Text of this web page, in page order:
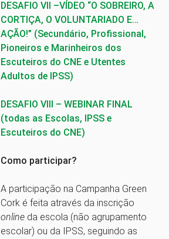
DESAFIO VII –VÍDEO “O SOBREIRO, A
CORTIÇA, O VOLUNTARIADO E…
AÇÃO!” (Secundário, Profissional,
Pioneiros e Marinheiros dos
Escuteiros do CNE e Utentes
Adultos de IPSS)
DESAFIO VIII – WEBINAR FINAL
(todas as Escolas, IPSS e
Escuteiros do CNE)
Como participar?
A participação na Campanha Green
Cork é feita através da inscrição
online da escola (não agrupamento
escolar) ou da IPSS, seguindo as